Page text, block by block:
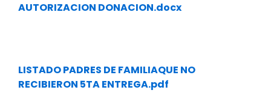
AUTORIZACION DONACION.docx
LISTADO PADRES DE FAMILIAQUE NO
RECIBIERON 5TA ENTREGA.pdf